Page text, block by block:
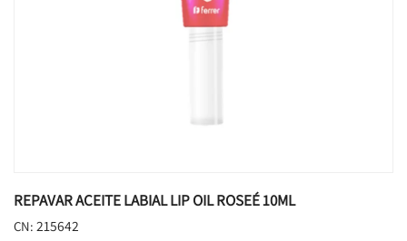
REPAVAR ACEITE LABIAL LIP OIL ROSEÉ 10ML
CN: 215642